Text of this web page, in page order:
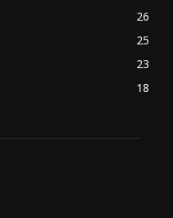
26
25
23
18